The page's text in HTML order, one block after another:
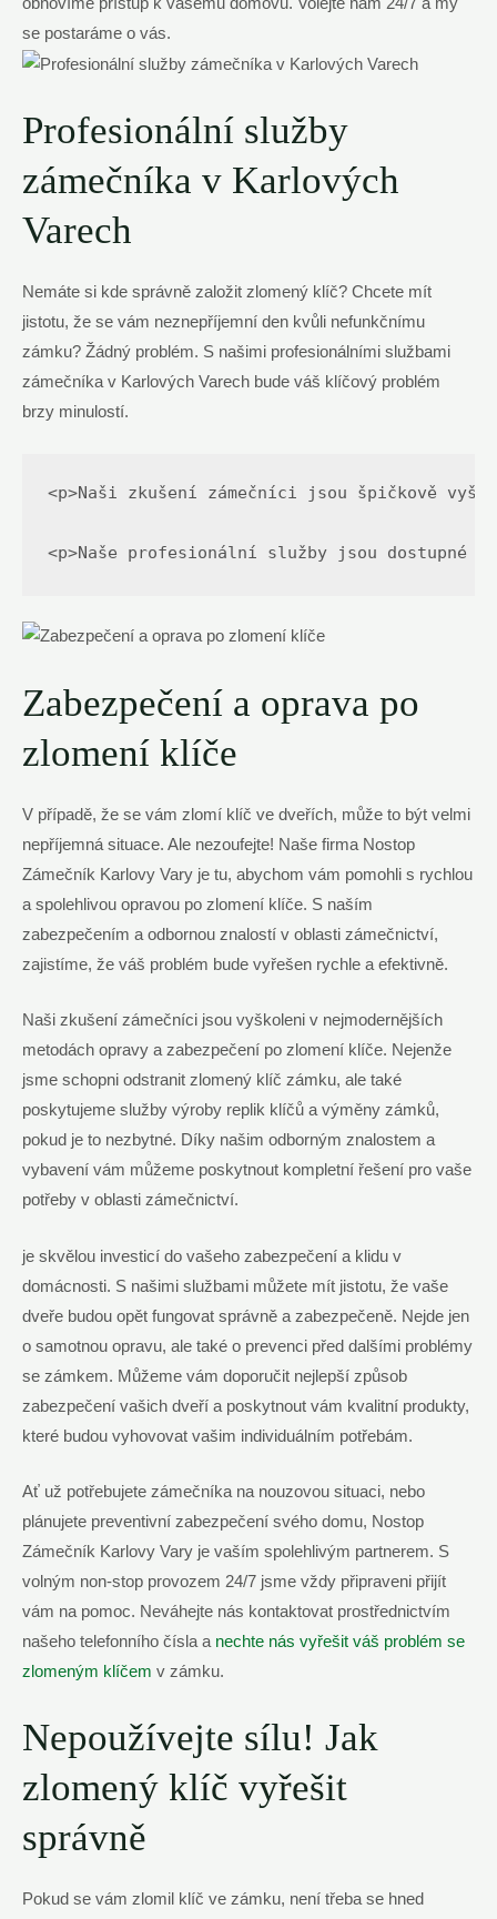
obnovíme přístup k vašemu domovu. Volejte nám 24/7 a my
se​ postaráme o vás.
Profesionální služby
zámečníka v Karlových
Varech
Nemáte si⁢ kde správně ⁤založit zlomený ⁢klíč? ⁤Chcete ⁣mít⁢
jistotu, že se vám neznepříjemní den kvůli nefunkčnímu
zámku? Žádný‌ problém. S⁤ našimi profesionálními ⁢službami
zámečníka v Karlových Varech bude⁤ váš klíčový problém
brzy minulostí.
<p>Naši zkušení zámečníci jsou špičkově
<p>Naše profesionální služby jsou dostupné
Zabezpečení⁤ a oprava po
zlomení klíče
V ⁤případě,‍ že se vám zlomí klíč ve dveřích, může to být velmi
nepříjemná situace.⁣ Ale nezoufejte! ⁢Naše‌ firma Nostop
Zámečník ⁢Karlovy​ Vary je tu, ⁢abychom vám pomohli s rychlou
a ⁤spolehlivou⁤ opravou ⁤po zlomení klíče.‌ S ⁢naším
‌zabezpečením a ⁤odbornou znalostí v oblasti zámečnictví,
zajistíme, že váš ​problém bude ‍vyřešen rychle a efektivně.
Naši zkušení zámečníci jsou vyškoleni v ​nejmodernějších⁣
metodách opravy a zabezpečení po zlomení klíče. ​Nejenže
jsme schopni odstranit zlomený klíč zámku, ale také⁤
poskytujeme služby ⁢výroby replik⁤ klíčů a výměny ⁤zámků,
pokud⁢ je to nezbytné.​ Díky našim odborným⁤ znalostem⁣ a
⁢vybavení ⁤vám ⁢můžeme poskytnout kompletní ⁤řešení pro vaše
potřeby v⁣ oblasti zámečnictví.
je skvělou investicí do ‌vašeho zabezpečení a klidu ​v
domácnosti. S našimi službami můžete mít ⁢jistotu, že vaše
‍dveře budou‌ opět fungovat správně a zabezpečeně. Nejde jen
⁢o samotnou opravu, ale také o prevenci před dalšími problémy
se zámkem. Můžeme ⁢vám doporučit ⁤nejlepší způsob
zabezpečení vašich dveří a poskytnout vám kvalitní produkty,
které budou vyhovovat⁣ vašim individuálním potřebám.
Ať už potřebujete ⁤zámečníka na nouzovou situaci, nebo
plánujete ⁤preventivní ⁢zabezpečení svého domu,‌ Nostop
⁢Zámečník ‌Karlovy Vary je vaším spolehlivým partnerem. S
volným non-stop provozem⁤ 24/7 jsme vždy připraveni⁣ přijít
vám na ⁣pomoc. Neváhejte ‌nás kontaktovat prostřednictvím
našeho‌ telefonního⁣ čísla a nechte nás vyřešit váš problém⁣ se
zlomeným klíčem ⁣v zámku.
Nepoužívejte‍ sílu!‍ Jak
zlomený ​klíč vyřešit
správně
Pokud se vám zlomil klíč ve zámku, není třeba ⁣se hned